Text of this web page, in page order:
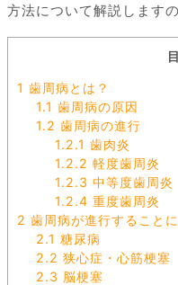
方法について解説します
1 歯周病とは？
1.1 歯周病の原因
1.2 歯周病の進行
1.2.1 歯肉炎
1.2.2 軽度歯周炎
1.2.3 中等度歯周炎
1.2.4 重度歯周炎
2 歯周病が進行すること
2.1 糖尿病
2.2 狭心症・心筋梗塞
2.3 脳梗塞